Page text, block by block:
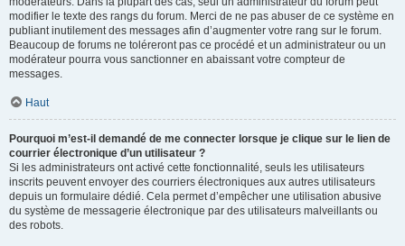
modifier le texte des rangs du forum. Merci de ne pas abuser de ce système en
publiant inutilement des messages afin d’augmenter votre rang sur le forum.
Beaucoup de forums ne toléreront pas ce procédé et un administrateur ou un
modérateur pourra vous sanctionner en abaissant votre compteur de
messages.
Haut
Pourquoi m’est-il demandé de me connecter lorsque je clique sur le lien de
courrier électronique d’un utilisateur ?
Si les administrateurs ont activé cette fonctionnalité, seuls les utilisateurs
inscrits peuvent envoyer des courriers électroniques aux autres utilisateurs
depuis un formulaire dédié. Cela permet d’empêcher une utilisation abusive
du système de messagerie électronique par des utilisateurs malveillants ou
des robots.